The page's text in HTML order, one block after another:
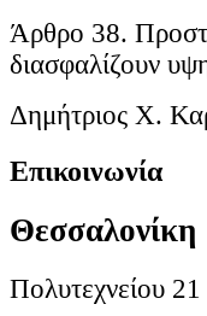
Άρθρο 38.
διασφαλίζουν
Δημήτριος Χ.
Επικοινωνία
Θεσσαλονίκη
Πολυτεχνείου